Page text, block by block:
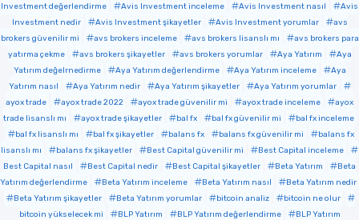
Investment değerlendirme
Avis Investment inceleme Avis Investment nasıl
Avis
Investment nedir
Avis Investment şikayetler Avis Investment yorumlar
avs
brokers güvenilir mi
avs brokers inceleme avs brokers lisanslı mı
avs brokers para
yatırma çekme
avs brokers şikayetler avs brokers yorumlar Aya Yatırım
Aya
Yatırım değelrnedirme
Aya Yatırım değerlendirme Aya Yatırım inceleme
Aya
Yatırım nasıl
Aya Yatırım nedir Aya Yatırım şikayetler
Aya Yatırım yorumlar
ayox trade
ayox trade 2022 ayox trade güvenilir mi ayox trade inceleme
ayox
trade lisanslı mı
ayox trade şikayetler bal fx bal fx güvenilir mi
bal fx inceleme
bal fx lisanslı mı
bal fx şikayetler balans fx balans fx güvenilir mi
balans fx
lisanslı mı
balans fx şikayetler Best Capital güvenilir mi
Best Capital inceleme
Best Capital nasıl
Best Capital nedir Best Capital şikayetler Beta Yatırım
Beta
Yatırım değerlendirme
Beta Yatırım inceleme Beta Yatırım nasıl
Beta Yatırım nedir
Beta Yatırım şikayetler
Beta Yatırım yorumlar bitcoin analiz
bitcoin ne olur
bitcoin yükselecek mi
BLP Yatırım BLP Yatırım değerlendirme
BLP Yatırım